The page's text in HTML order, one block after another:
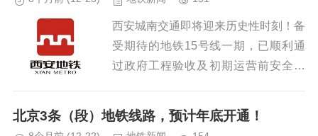
西安城南交通即将迎来历史性时刻！备
受期待的地铁15号线一期，已顺利通
过政府工程验收及初期运营前安全评
条串联三大核心板块、搭载无...
北京3条（段）地铁线路，预计年底开通！